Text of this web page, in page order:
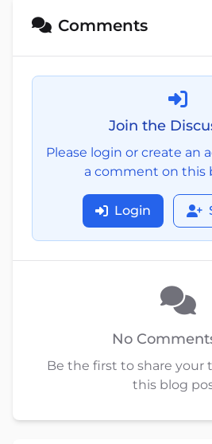
Comments
Join the
Please login or create an
a comment on this
Login
No
Be the first to share your
this blog